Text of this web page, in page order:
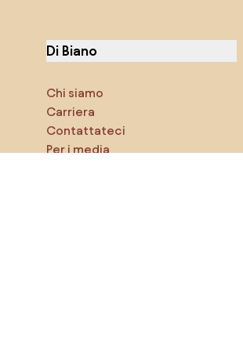
Di Biano
Chi siamo
Carriera
Contattateci
Per i media